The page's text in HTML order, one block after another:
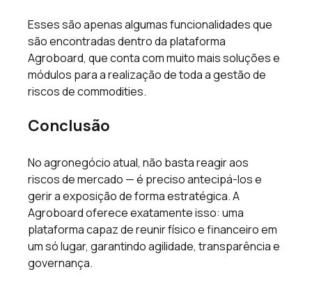
Esses são apenas algumas funcionalidades que
são encontradas dentro da plataforma
Agroboard, que conta com muito mais soluções e
módulos para a realização de toda a gestão de
riscos de commodities.
Conclusão
No agronegócio atual, não basta reagir aos
riscos de mercado — é preciso antecipá-los e
gerir a exposição de forma estratégica. A
Agroboard oferece exatamente isso: uma
plataforma capaz de reunir físico e financeiro em
um só lugar, garantindo agilidade, transparência e
governança.